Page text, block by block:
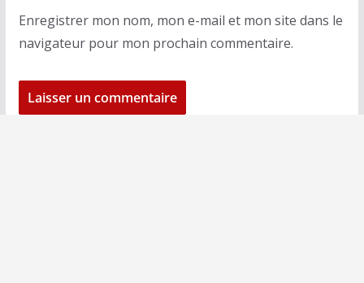
Enregistrer mon nom, mon e-mail et mon site dans le
navigateur pour mon prochain commentaire.